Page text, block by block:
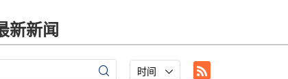
人工智能
汉诺威工业博览会
体育
广告营销传媒
新新闻
时间